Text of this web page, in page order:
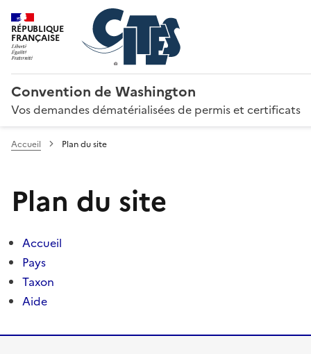
RÉPUBLIQUE
FRANÇAISE
Convention de Washington
Vos demandes dématérialisées de permis et certificats
Accueil Plan du site
Plan du site
Accueil
Pays
Taxon
Aide